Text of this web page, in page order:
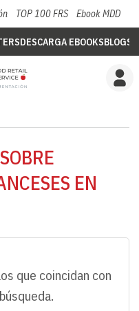
TOP 100 FRS Ebook MDD
DESCARGA EBOOKSBLOGS
EN
que coincidan con